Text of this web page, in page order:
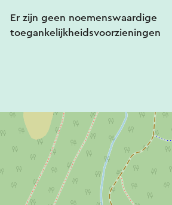
Er zijn geen noemenswaardige
toegankelijkheidsvoorzieningen